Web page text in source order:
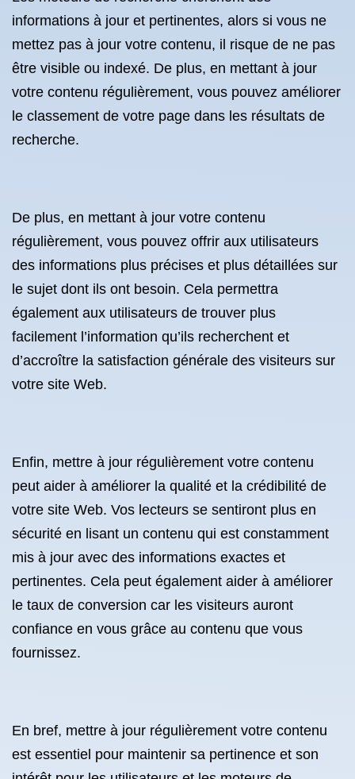
informations à jour et pertinentes, alors si vous ne
mettez pas à jour votre contenu, il risque de ne pas
être visible ou indexé. De plus, en mettant à jour
votre contenu régulièrement, vous pouvez améliorer
le classement de votre page dans les résultats de
recherche.
De plus, en mettant à jour votre contenu
régulièrement, vous pouvez offrir aux utilisateurs
des informations plus précises et plus détaillées sur
le sujet dont ils ont besoin. Cela permettra
également aux utilisateurs de trouver plus
facilement l’information qu’ils recherchent et
d’accroître la satisfaction générale des visiteurs sur
votre site Web.
Enfin, mettre à jour régulièrement votre contenu
peut aider à améliorer la qualité et la crédibilité de
votre site Web. Vos lecteurs se sentiront plus en
sécurité en lisant un contenu qui est constamment
mis à jour avec des informations exactes et
pertinentes. Cela peut également aider à améliorer
le taux de conversion car les visiteurs auront
confiance en vous grâce au contenu que vous
fournissez.
En bref, mettre à jour régulièrement votre contenu
est essentiel pour maintenir sa pertinence et son